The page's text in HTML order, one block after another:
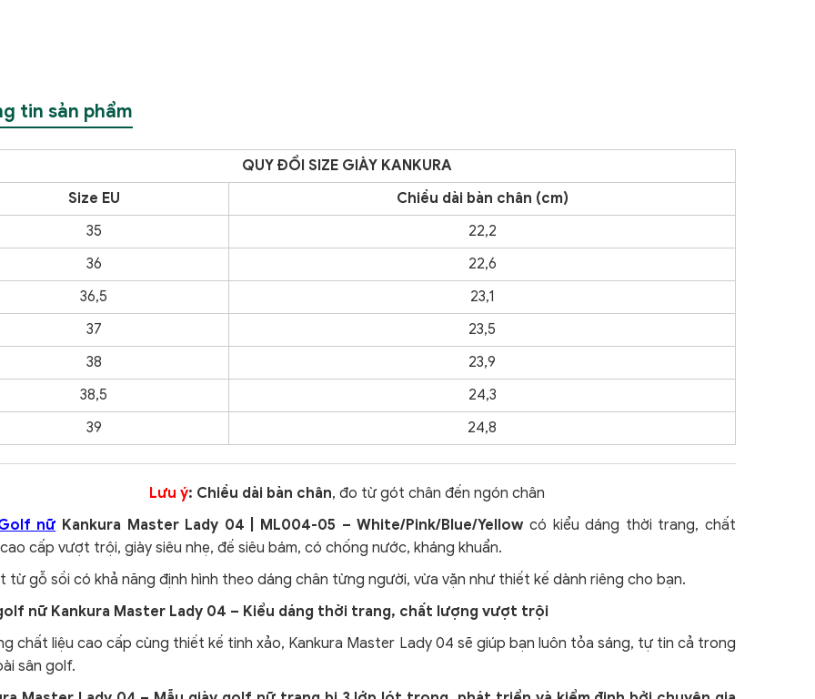
tin sản phẩm
QUY ĐỔI SIZE GIÀY KANKURA
Size EU
Chiều dài bàn chân (cm)
35
22,2
36
22,6
36,5
23,1
37
23,5
38
23,9
38,5
24,3
39
24,8
Lưu ý: Chiều dài bàn chân, đo từ gót chân đến ngón chân
nữ Kankura Master Lady 04 | ML004-05 – White/Pink/Blue/Yellow có kiểu dáng thời trang, chất
cấp vượt trội, giày siêu nhẹ, đế siêu bám, có chống nước, kháng khuẩn.
từ gỗ sồi có khả năng định hình theo dáng chân từng người, vừa vặn như thiết kế dành riêng cho bạn.
nữ Kankura Master Lady 04 – Kiểu dáng thời trang, chất lượng vượt trội
chất liệu cao cấp cùng thiết kế tinh xảo, Kankura Master Lady 04 sẽ giúp bạn luôn tỏa sáng, tự tin cả trong
sân golf.